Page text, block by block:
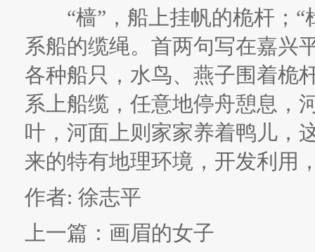
“樯”，船上挂帆的桅杆；“
系船的缆绳。首两句写在嘉兴
各种船只，水鸟、燕子围着桅
系上船缆，任意地停舟憩息，
叶，河面上则家家养着鸭儿，
来的特有地理环境，开发利用
作者: 徐志平
上一篇： 画眉的女子